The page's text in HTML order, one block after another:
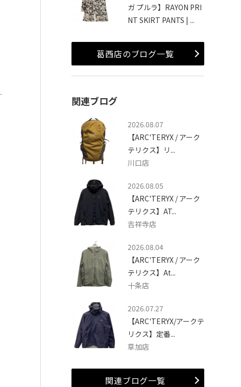
ガ プルラ】RAYON PRI
NT SKIRT PANTS | ...
葛西店のブログ一覧
関連ブログ
2026.08.07
【ARC'TERYX / アーク
テリクス】リ...
川口店
2026.08.05
【ARC'TERYX / アーク
テリクス】AT...
吉祥寺店
2026.08.04
【ARC'TERYX / アーク
テリクス】At...
十条店
2026.07.27
【ARC'TERYX/アークテ
リクス】定番...
草加店
関連ブログ一覧